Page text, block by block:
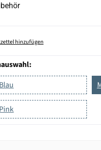
hinzufügen